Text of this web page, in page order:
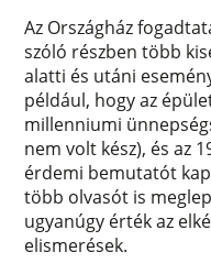
Az Országház
szóló részben több
alatti és utáni
például, hogy az
millenniumi
nem volt kész), és az
érdemi bemutatót
több olvasót is
ugyanúgy érték az
elismerések.